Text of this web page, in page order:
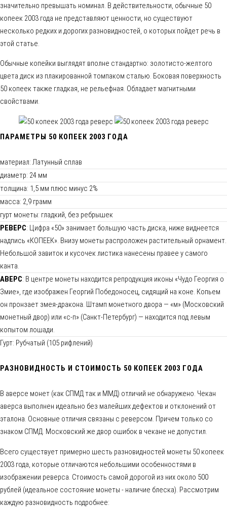
значительно превышать номинал. В действительности, обычные 50
копеек 2003 года не представляют ценности, но существуют
несколько редких и дорогих разновидностей, о которых пойдет речь в
этой статье.
Обычные копейки выглядят вполне стандартно: золотисто-желтого
цвета диск из плакированной томпаком сталью. Боковая поверхность
50 копеек также гладкая, не рельефная. Обладает магнитными
свойствами.
ПАРАМЕТРЫ 50 КОПЕЕК 2003 ГОДА
материал: Латунный сплав
диаметр: 24 мм
толщина: 1,5 мм плюс минус 2%
масса: 2,9 грамм
гурт монеты: гладкий, без ребрышек
РЕВЕРС: Цифра «50» занимает большую часть диска, ниже виднеется
надпись «КОПЕЕК». Внизу монеты распроложен растительный орнамент.
Небольшой завиток и кусочек листика нанесены правее у самого
канта.
АВЕРС: В центре монеты находится репродукция иконы «Чудо Георгия о
Змие», где изображен Георгий Победоносец, сидящий на коне. Копьем
он пронзает змея-дракона. Штамп монетного двора — «м» (Московский
монетный двор) или «с-п» (Санкт-Петербург) — находится под левым
копытом лошади.
Гурт: Рубчатый (105 рифлений)
РАЗНОВИДНОСТЬ И СТОИМОСТЬ 50 КОПЕЕК 2003 ГОДА
В аверсе монет (как СПМД так и ММД) отличий не обнаружено. Чекан
аверса выполнен идеально без малейших дефектов и отклонений от
эталона. Основные отличия связаны с реверсом. Причем только со
знаком СПМД. Московский же двор ошибок в чекане не допустил.
Всего существует примерно шесть разновидностей монеты 50 копеек
2003 года, которые отличаются небольшими особенностями в
изображении реверса. Стоимость самой дорогой из них около 500
рублей (идеальное состояние монеты - наличие блеска). Рассмотрим
каждую разновидность подробнее: